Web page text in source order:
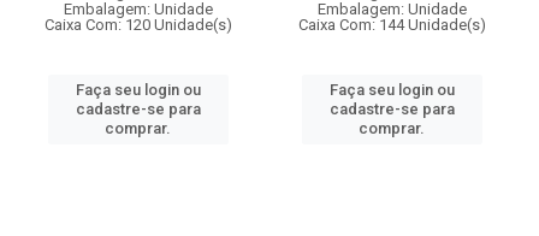
Embalagem: Unidade
Caixa Com: 120 Unidade(s)
Faça seu login ou
cadastre-se para
comprar.
Embalagem: Unidade
Caixa Com: 144 Unidade(s)
Faça seu login ou
cadastre-se para
comprar.